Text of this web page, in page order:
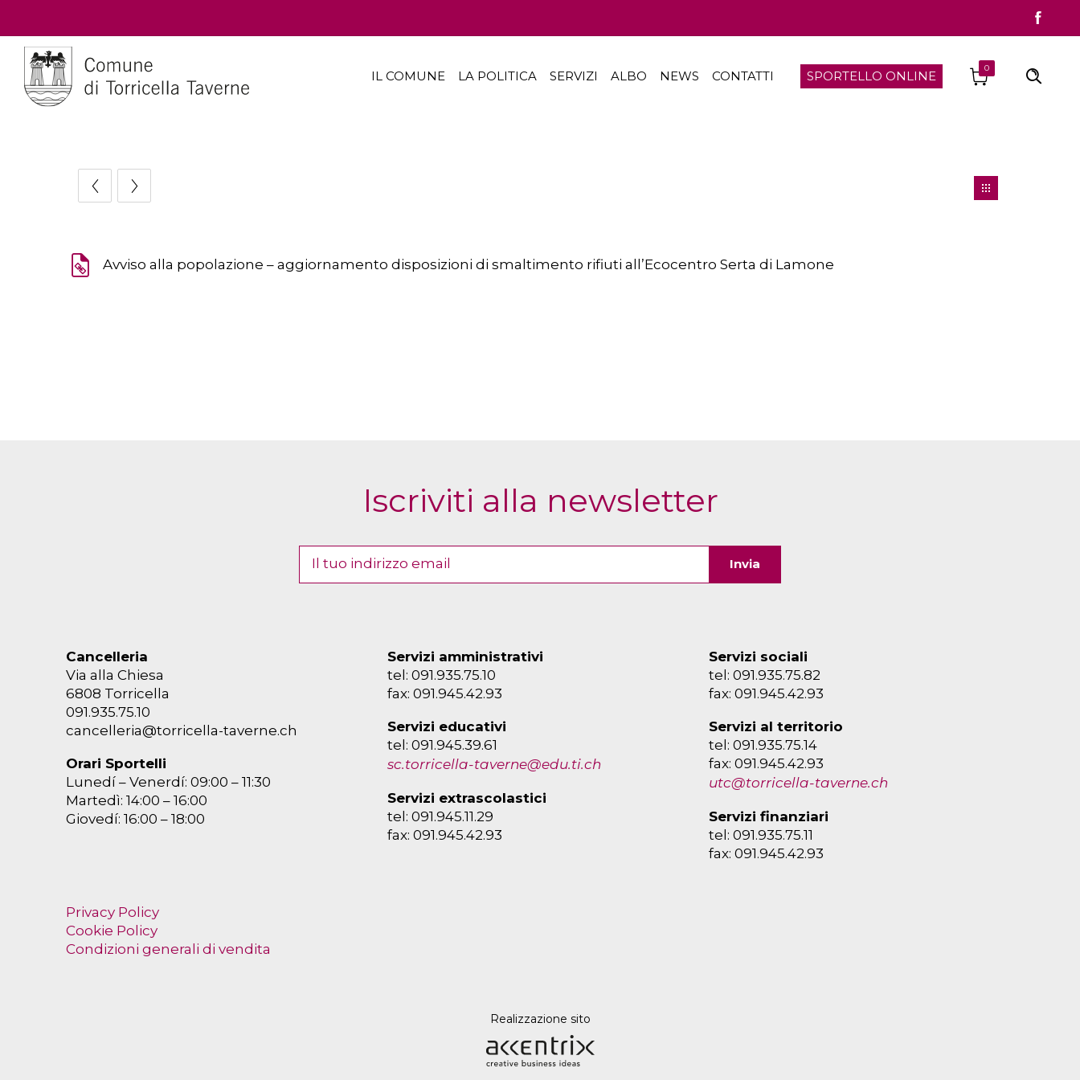
0
IL COMUNE LA POLITICA SERVIZI ALBO NEWS CONTATTI SPORTELLO ONLINE
Avviso alla popolazione – aggiornamento disposizioni di smaltimento rifiuti all’Ecocentro Serta di Lamone
Iscriviti alla newsletter
Cancelleria
Via alla Chiesa
6808 Torricella
091.935.75.10
cancelleria@torricella-taverne.ch
Orari Sportelli
Lunedí – Venerdí: 09:00 – 11:30
Martedì: 14:00 – 16:00
Giovedí: 16:00 – 18:00
Servizi amministrativi
tel: 091.935.75.10
fax: 091.945.42.93
Servizi educativi
tel: 091.945.39.61
sc.torricella-taverne@edu.ti.ch
Servizi extrascolastici
tel: 091.945.11.29
fax: 091.945.42.93
Servizi sociali
tel: 091.935.75.82
fax: 091.945.42.93
Servizi al territorio
tel: 091.935.75.14
fax: 091.945.42.93
utc@torricella-taverne.ch
Servizi finanziari
tel: 091.935.75.11
fax: 091.945.42.93
Privacy Policy
Cookie Policy
Condizioni generali di vendita
Realizzazione sito